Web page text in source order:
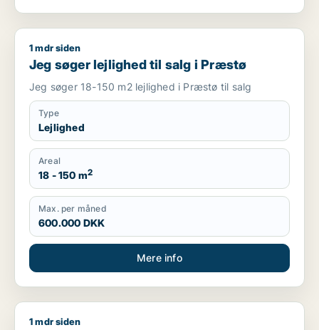
Jeg søger lejlighed til salg i Præstø
1 mdr siden
Jeg søger lejlighed til salg i Præstø
Jeg søger 18-150 m2 lejlighed i Præstø til salg
Type
Lejlighed
Areal
18 - 150 m2
Max. per måned
600.000 DKK
Mere info
Jeg søger lejlighed til salg i Århus C
1 mdr siden